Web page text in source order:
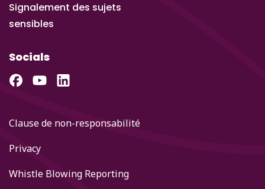
Signalement des sujets
sensibles
Socials
Clause de non-responsabilité
Privacy
Whistle Blowing Reporting